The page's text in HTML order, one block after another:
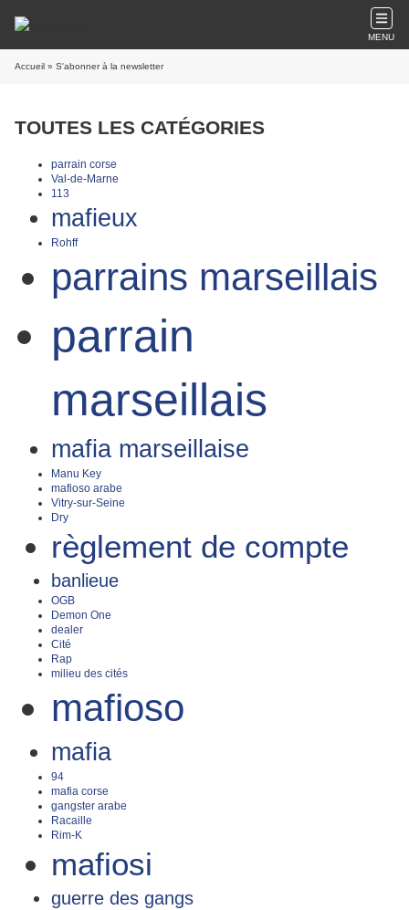
MENU
Accueil » S'abonner à la newsletter
TOUTES LES CATÉGORIES
parrain corse
Val-de-Marne
113
mafieux
Rohff
parrains marseillais
parrain
marseillais
mafia marseillaise
Manu Key
mafioso arabe
Vitry-sur-Seine
Dry
règlement de compte
banlieue
OGB
Demon One
dealer
Cité
Rap
milieu des cités
mafioso
mafia
94
mafia corse
gangster arabe
Racaille
Rim-K
mafiosi
guerre des gangs